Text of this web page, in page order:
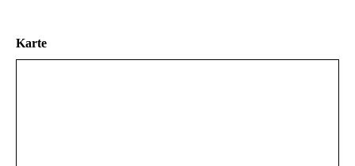
Karte